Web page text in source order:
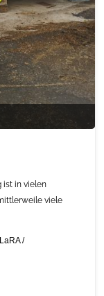
ist in vielen
viele
LaRA/